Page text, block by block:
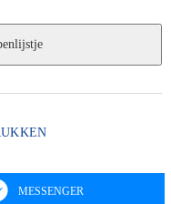
MESSENGER